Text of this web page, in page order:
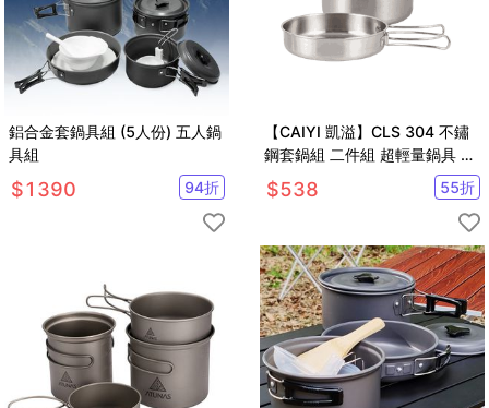
鋁合金套鍋具組 (5人份) 五人鍋
具組
$1390 94折
【CAIYI 凱溢】CLS 304 不鏽
鋼套鍋組 二件組 超輕量鍋具 露
營登山必備 高山鍋具 野營鍋具
$538 55折